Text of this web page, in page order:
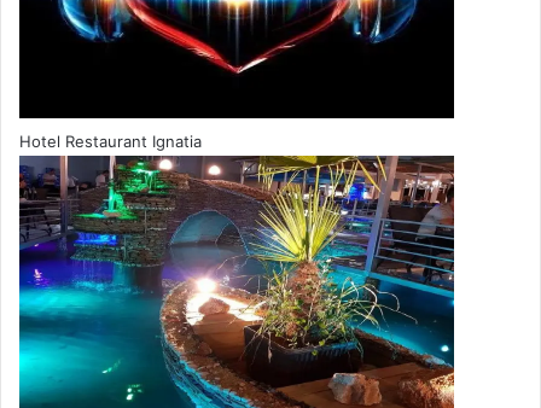
Hotel Restaurant Ignatia